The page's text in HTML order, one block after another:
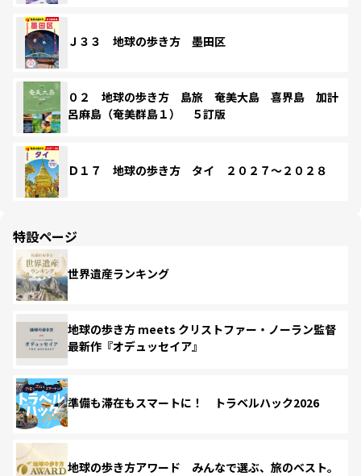
Ｊ３３ 地球の歩き方 墨田区
０２ 地球の歩き方 島旅 奄美大島 喜界島 加計
呂麻島（奄美群島１） ５訂版
Ｄ１７ 地球の歩き方 タイ ２０２７～２０２８
特設ページ
世界遺産ランキング
地球の歩き方 meets クリストファー・ノーラン監督
最新作『オデュッセイア』
準備も滞在もスマートに！ トラベルハック2026
地球の歩き方アワード みんなで選ぶ、旅のベスト。